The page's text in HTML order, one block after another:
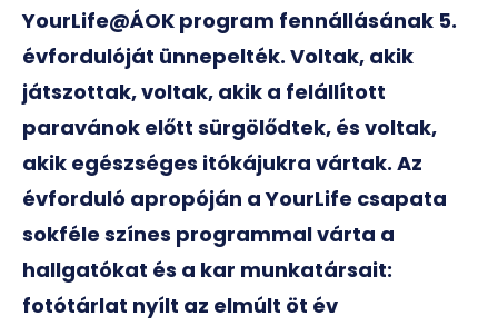
YourLife@ÁOK program fennállásának 5.
évfordulóját ünnepelték. Voltak, akik
játszottak, voltak, akik a felállított
paravánok előtt sürgölődtek, és voltak,
akik egészséges itókájukra vártak. Az
évforduló apropóján a YourLife csapata
sokféle színes programmal várta a
hallgatókat és a kar munkatársait:
fotótárlat nyílt az elmúlt öt év